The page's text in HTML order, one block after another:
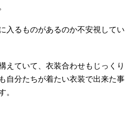
入るものがあるのか不安視してい
えていて、衣装合わせもじっくり
自分たちが着たい衣装で出来た事
。